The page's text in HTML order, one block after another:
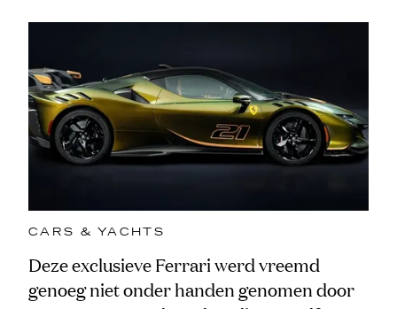
CARS & YACHTS
Deze exclusieve Ferrari werd vreemd
genoeg niet onder handen genomen door